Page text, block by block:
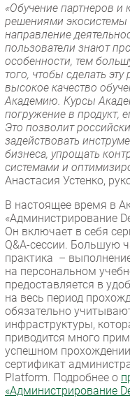
«Обучение партнеров и
решениями
направление
пользователи знают
особенности, тем
того, чтобы сделать
высокое качество
Академию. Курсы
погружение в продукт,
Это позволит
задействовать
бизнеса, упрощать
системами и
Анастасия Устенко,
В настоящее время в
«Администрирование
Он включает в себя
Q&A-сессии. Большую
практика –
на персональном
предоставляется в
на весь период
обязательно
инфраструктуры,
приводится много
успешном
сертификат
Platform. Подробнее о
«Администрирование